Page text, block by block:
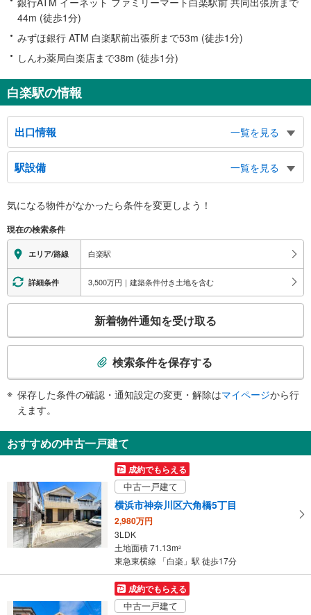
44m (徒歩1分)
みずほ銀行 ATM 白楽駅前出張所まで53m (徒歩1分)
しんわ薬局白楽店まで38m (徒歩1分)
白楽駅の情報
出口情報
一覧を見る
東口
白楽、白幡上町、白幡仲町、白幡向町
西口
白楽、白幡町、六角橋１～６丁目、篠原台町、篠原西町、神奈川大学
駅設備
一覧を見る
※段差なしでの移動経路
地上⇔改札⇔ホーム：○
エレベータ
・各ホーム⇔東口方面の改札内（２Ｆ）
トイレ
《多機能トイレ》
・ＡＥＤ
気になる物件がなかったら条件を変更しよう！
現在の検索条件
エリア/路線 白楽駅
詳細条件 3,500万円｜建築条件付き土地を含む
検
知
を
け
取
る
・
条
イ
新着物件通知を受け取る
検索条件を保存する
保存した条件の確認・通知設定の変更・解除はマイページから行
えます。
おすすめの中古一戸建て
成約でもらえる
中古一戸建て
横浜市神奈川区六角橋5丁目
2,980万円
3LDK
土地面積 71.13m2
東急東横線 「白楽」駅 徒歩17分
成約でもらえる
中古一戸建て